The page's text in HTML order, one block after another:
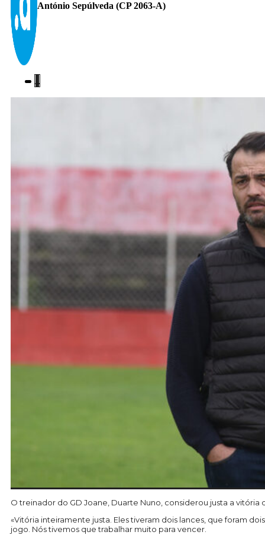
António Sepúlveda (CP 2063-A)
O treinador do GD Joane, Duarte Nuno, considerou justa a
«Vitória inteiramente justa. Eles tiveram dois lances, que foram
jogo. Nós tivemos que trabalhar muito para vencer.